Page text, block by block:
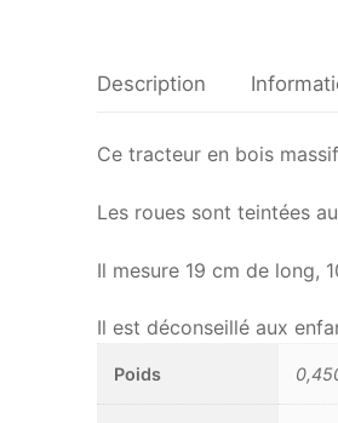
Description
Ce tracteur en bois
Les roues sont teintées
Il mesure 19 cm de long,
Il est déconseillé aux
Poids